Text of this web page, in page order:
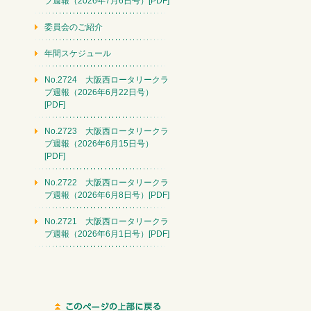
委員会のご紹介
年間スケジュール
No.2724 大阪西ロータリークラ
ブ週報（2026年6月22日号）
[PDF]
No.2723 大阪西ロータリークラ
ブ週報（2026年6月15日号）
[PDF]
No.2722 大阪西ロータリークラ
ブ週報（2026年6月8日号）[PDF]
No.2721 大阪西ロータリークラ
ブ週報（2026年6月1日号）[PDF]